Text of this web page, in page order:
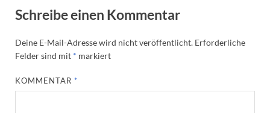
Schreibe einen Kommentar
Deine E-Mail-Adresse wird nicht veröffentlicht. Erforderliche
Felder sind mit * markiert
KOMMENTAR *